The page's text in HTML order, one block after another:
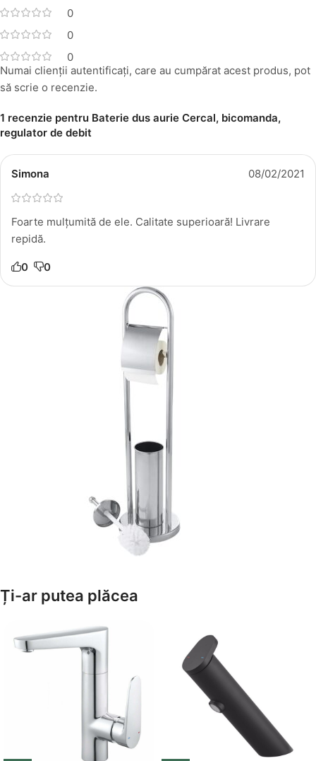
0
0
0
1 recenzie pentru Baterie dus aurie Cercal, bicomanda,
regulator de debit
Simona 08/02/2021
Foarte mulțumită de ele. Calitate superioară! Livrare
repidă.
0 0
Numai clienții autentificați, care au cumpărat acest produs, pot
să scrie o recenzie.
Suporți Hârtie Igenică
Vezi Oferta
Ți-ar putea plăcea